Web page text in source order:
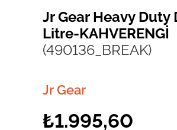
Jr Gear Heavy
Litre-KAHVERENGİ
(490136_BREAK)
Jr Gear
₺1.995,60